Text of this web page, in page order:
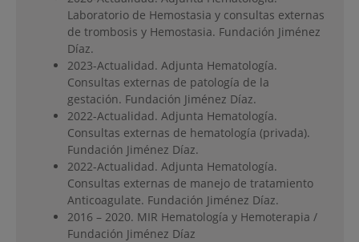
Laboratorio de Hemostasia y consultas externas
de trombosis y Hemostasia. Fundación Jiménez
Díaz.
2023-Actualidad. Adjunta Hematología.
Consultas externas de patología de la
gestación. Fundación Jiménez Díaz.
2022-Actualidad. Adjunta Hematología.
Consultas externas de hematología (privada).
Fundación Jiménez Díaz.
2022-Actualidad. Adjunta Hematología.
Consultas externas de manejo de tratamiento
Anticoagulate. Fundación Jiménez Díaz.
2016 – 2020. MIR Hematología y Hemoterapia /
Fundación Jiménez Díaz